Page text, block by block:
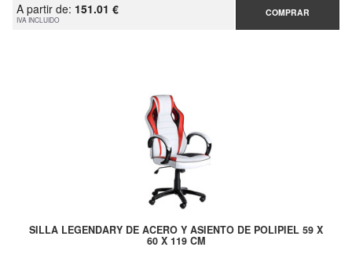
A partir de: 151.01 €
IVA INCLUIDO
COMPRAR
SILLA LEGENDARY DE ACERO Y ASIENTO DE POLIPIEL 59 X
60 X 119 CM